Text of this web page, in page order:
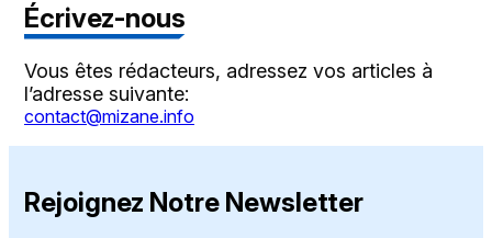
Écrivez-nous
Vous êtes rédacteurs, adressez vos articles à
l’adresse suivante:
contact@mizane.info
Rejoignez Notre Newsletter